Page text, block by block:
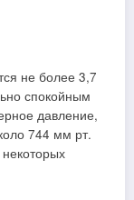
не более 3,7
спокойным
давление,
744 мм рт.